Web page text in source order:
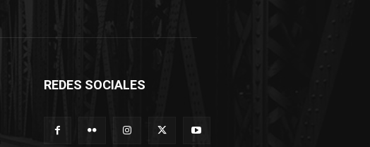
REDES SOCIALES